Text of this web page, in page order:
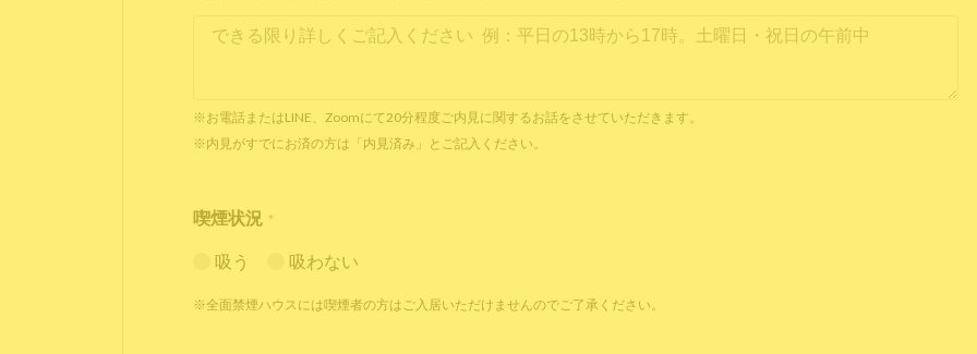
※お電話またはLINE、Zoomにて20分程度ご内見に関するお話をさせていただきます。
※内見がすでにお済の方は「内見済み」とご記入ください。
喫煙状況 *
吸う 吸わない
※全面禁煙ハウスには喫煙者の方はご入居いただけませんのでご了承ください。